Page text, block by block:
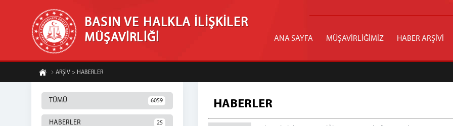
BASIN VE HALKLA İLİŞKİLER
MÜŞAVİRLİĞİ ANA SAYFA MÜŞAVİRLİĞİMİZ HABER ARŞİVİ
ARŞİV > HABERLER
TÜMÜ 6059
HABERLER 25
HABERLER